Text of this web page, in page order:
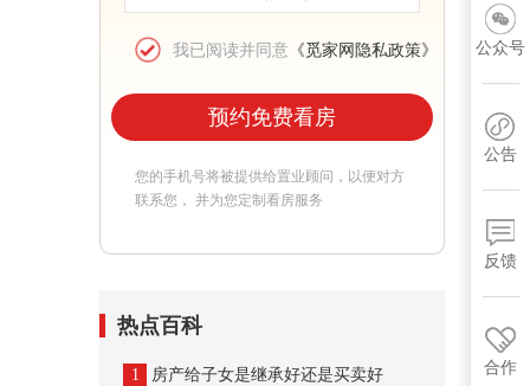
我已阅读并同意 《觅家网隐私政策》
预约免费看房
您的手机号将被提供给置业顾问，以便对方
联系您， 并为您定制看房服务
热点百科
1 房产给子女是继承好还是买卖好
公众号
公告
反馈
合作